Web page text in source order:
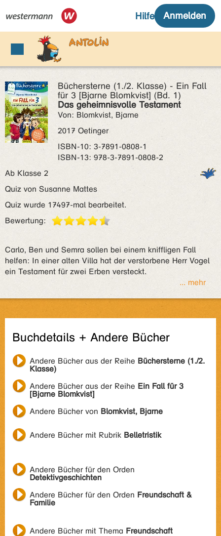
Büchersterne (1./2. Klasse) - Ein Fall
für 3 [Bjarne Blomkvist] (Bd. 1)
Das geheimnisvolle Testament
Von: Blomkvist, Bjarne
2017 Oetinger
ISBN‑10: 3-7891-0808-1
ISBN‑13: 978-3-7891-0808-2
Ab Klasse 2
Quiz von Susanne Mattes
Quiz wurde 17497-mal bearbeitet.
Bewertung:
Carlo, Ben und Semra sollen bei einem kniffligen Fall
helfen: In einer alten Villa hat der verstorbene Herr Vogel
ein Testament für zwei Erben versteckt.
... mehr
Buchdetails + Andere Bücher
Andere Bücher aus der Reihe Büchersterne (1./2.
Klasse)
Andere Bücher aus der Reihe Ein Fall für 3
[Bjarne Blomkvist]
Andere Bücher von Blomkvist, Bjarne
Andere Bücher mit Rubrik Belletristik
Andere Bücher für den Orden
Detektivgeschichten
Andere Bücher für den Orden Freundschaft &
Familie
Andere Bücher mit Thema Freundschaft